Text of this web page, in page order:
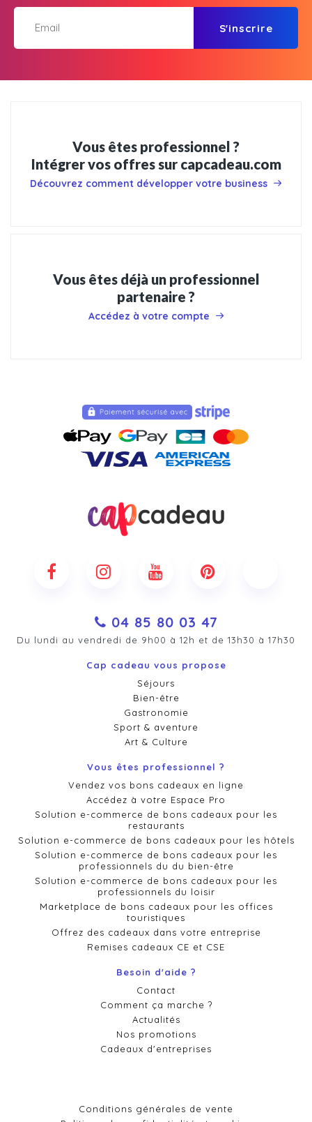
S'inscrire
Vous êtes professionnel ?
Intégrer vos offres sur capcadeau.com
Découvrez comment développer votre business
Vous êtes déjà un professionnel
partenaire ?
Accédez à votre compte
04 85 80 03 47
Du lundi au vendredi de 9h00 à 12h et de 13h30 à 17h30
Cap cadeau vous propose
Séjours
Bien-être
Gastronomie
Sport & aventure
Art & Culture
Vous êtes professionnel ?
Vendez vos bons cadeaux en ligne
Accédez à votre Espace Pro
Solution e-commerce de bons cadeaux pour les
restaurants
Solution e-commerce de bons cadeaux pour les hôtels
Solution e-commerce de bons cadeaux pour les
professionnels du du bien-être
Solution e-commerce de bons cadeaux pour les
professionnels du loisir
Marketplace de bons cadeaux pour les offices
touristiques
Offrez des cadeaux dans votre entreprise
Remises cadeaux CE et CSE
Besoin d'aide ?
Contact
Comment ça marche ?
Actualités
Nos promotions
Cadeaux d'entreprises
Conditions générales de vente